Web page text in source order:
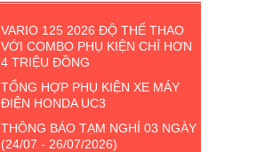
VARIO 125 2026 ĐỘ THỂ THAO
VỚI COMBO PHỤ KIỆN CHỈ HƠN
4 TRIỆU ĐỒNG
TỔNG HỢP PHỤ KIỆN XE MÁY
ĐIỆN HONDA UC3
THÔNG BÁO TẠM NGHỈ 03 NGÀY
(24/07 - 26/07/2026)